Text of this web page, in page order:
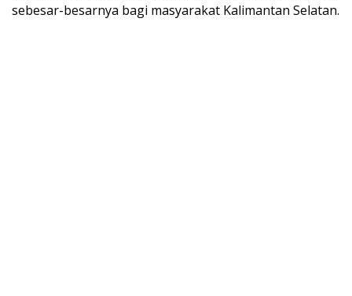
sebesar-besarnya bagi masyarakat Kalimantan Selatan.